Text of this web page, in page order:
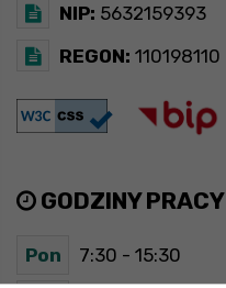
NIP: 5632159393
REGON: 110198110
GODZINY PRACY
Pon 7:30 - 15:30